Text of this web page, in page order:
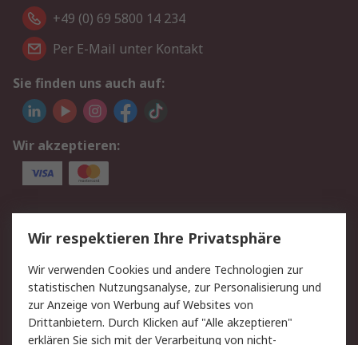
+49 (0) 69 5800 14 234
Per E-Mail unter Kontakt
Sie finden uns auch auf:
Wir akzeptieren:
Service
Value Added Services
Lieferlösungen
Rücksendungen
Kontakt
Hilfe
Privatkunden
Rechtliches
Wir respektieren Ihre Privatsphäre
Wir verwenden Cookies und andere Technologien zur
statistischen Nutzungsanalyse, zur Personalisierung und
zur Anzeige von Werbung auf Websites von
Drittanbietern. Durch Klicken auf "Alle akzeptieren"
erklären Sie sich mit der Verarbeitung von nicht-